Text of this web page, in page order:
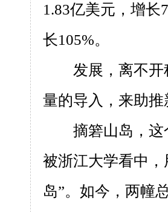
1.83亿美元，增长
长105%。
发展，离不
量的导入，来助
摘箬山岛，
被浙江大学看中
岛”。如今，两幢